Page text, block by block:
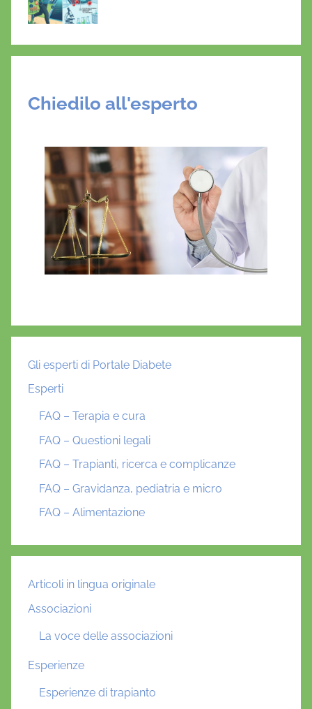
Chiedilo all'esperto
Gli esperti di Portale Diabete
Esperti
FAQ – Terapia e cura
FAQ – Questioni legali
FAQ – Trapianti, ricerca e complicanze
FAQ – Gravidanza, pediatria e micro
FAQ – Alimentazione
Articoli in lingua originale
Associazioni
La voce delle associazioni
Esperienze
Esperienze di trapianto